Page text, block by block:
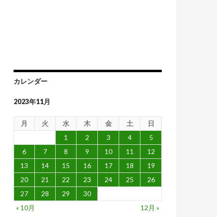
カレンダー
2023年11月
月 火 水 木 金 土
日
1
2 3 4
5
6
7 8 9 10 11
12
13
14 15 16 17 18
19
20
21 22 23 24 25
26
27
28 29
30
« 10月
12月 »